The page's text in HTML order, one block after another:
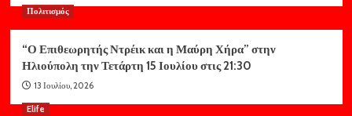
Πολιτισμός
“Ο Επιθεωρητής Ντρέικ και η Μαύρη Χήρα” στην
Ηλιούπολη την Τετάρτη 15 Ιουλίου στις 21:30
13 Ιουλίου, 2026
Elife